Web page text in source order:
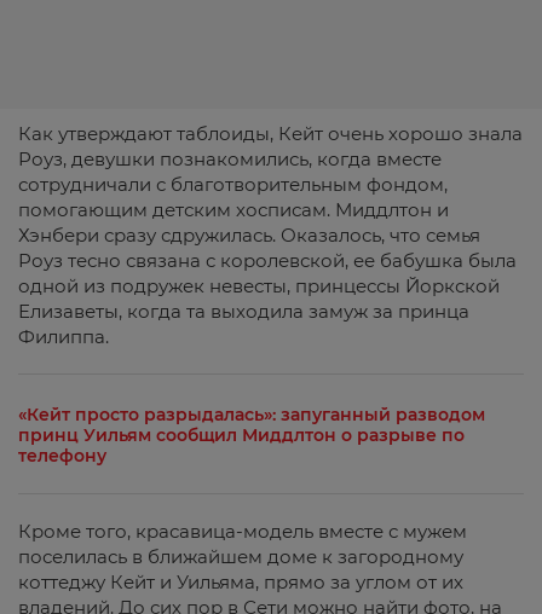
Как утверждают таблоиды, Кейт очень хорошо знала
Роуз, девушки познакомились, когда вместе
сотрудничали с благотворительным фондом,
помогающим детским хосписам. Миддлтон и
Хэнбери сразу сдружилась. Оказалось, что семья
Роуз тесно связана с королевской, ее бабушка была
одной из подружек невесты, принцессы Йоркской
Елизаветы, когда та выходила замуж за принца
Филиппа.
«Кейт просто разрыдалась»: запуганный разводом
принц Уильям сообщил Миддлтон о разрыве по
телефону
Кроме того, красавица-модель вместе с мужем
поселилась в ближайшем доме к загородному
коттеджу Кейт и Уильяма, прямо за углом от их
владений. До сих пор в Сети можно найти фото, на